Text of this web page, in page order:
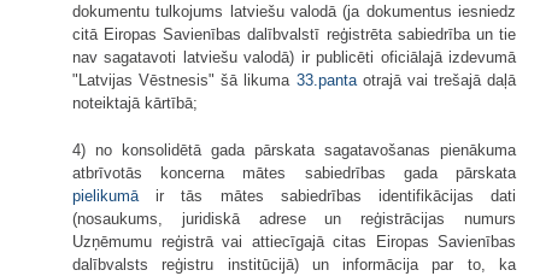
dokumentu tulkojums latviešu valodā (ja dokumentus iesniedz
citā Eiropas Savienības dalībvalstī reģistrēta sabiedrība un tie
nav sagatavoti latviešu valodā) ir publicēti oficiālajā izdevumā
"Latvijas Vēstnesis" šā likuma 33.pantaotrajā vai trešajā daļā
noteiktajā kārtībā;
4) no konsolidētā gada pārskata sagatavošanas pienākuma
atbrīvotās koncerna mātes sabiedrības gada pārskata
pielikumā ir tās mātes sabiedrības identifikācijas dati
(nosaukums, juridiskā adrese un reģistrācijas numurs
Uzņēmumu reģistrā vai attiecīgajā citas Eiropas Savienības
dalībvalsts reģistru institūcijā) un informācija par to, ka